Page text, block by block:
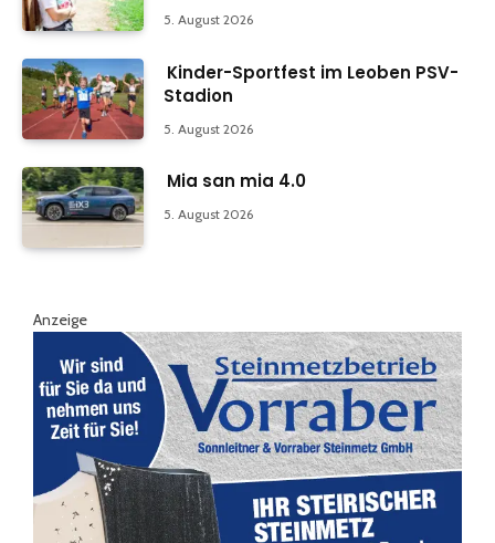
5. August 2026
Kinder-Sportfest im Leoben PSV-
Stadion
5. August 2026
Mia san mia 4.0
5. August 2026
Anzeige